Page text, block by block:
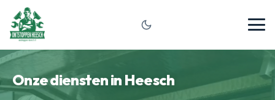
Onze diensten in Heesch